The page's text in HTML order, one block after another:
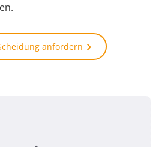
anfordern